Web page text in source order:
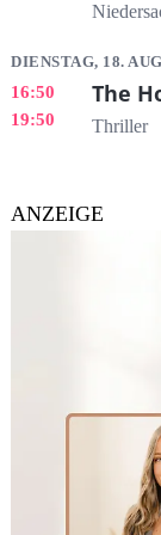
DIENSTAG, 18.
16:50
19:50
The
Thriller
ANZEIGE